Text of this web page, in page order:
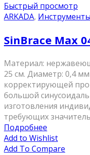
Быстрый просмотр
ARKADA,
SinBrace Max
Материал:
25 см. Диаметр: 0,4
корректирующей
большой
изготовления
требующих
Подробнее
Add to Wishlist
Add To Compare